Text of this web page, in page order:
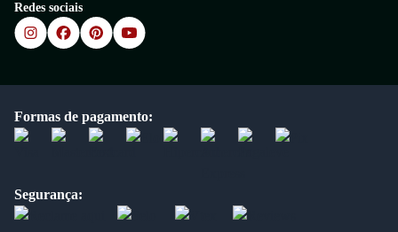
Redes sociais
Formas de pagamento:
Segurança: